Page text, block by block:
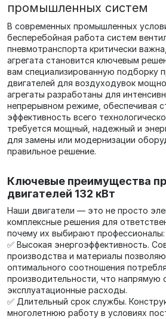
промышленных систем
В современных промышленных
бесперебойная работа систем
пневмотранспорта критически
агрегата становится ключевым
вам специализированную подборку
двигателей для воздуходувок
агрегаты разработаны для
непрерывном режиме, обеспечивая
эффективность всего
требуется мощный, надежный и
для замены или модернизации
правильное решение.
Ключевые преимущества
двигателей 132 кВт
Наши двигатели — это не просто
комплексные решения для
почему их выбирают профессионалы:
✅ Высокая энергоэффективность.
производства и материалы
оптимального соотношения
производительности, что напрямую
эксплуатационные расходы.
✅ Длительный срок службы.
многолетнюю работу в условиях